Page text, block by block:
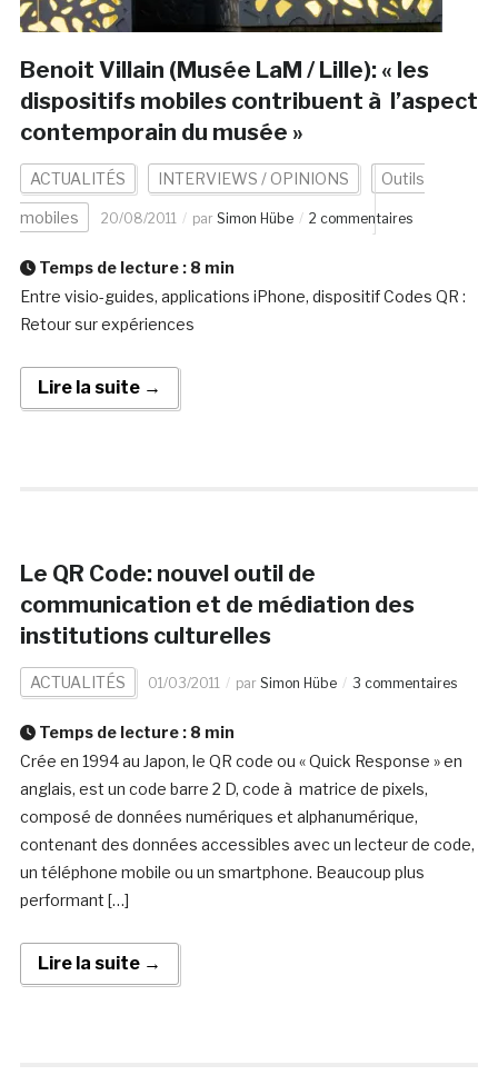
Benoit Villain (Musée LaM / Lille): « les
dispositifs mobiles contribuent à l’aspect
contemporain du musée »
ACTUALITÉS INTERVIEWS / OPINIONS Outils
mobiles 20/08/2011 par Simon Hübe 2 commentaires
Temps de lecture : 8 min
Entre visio-guides, applications iPhone, dispositif Codes QR :
Retour sur expériences
Lire la suite →
Le QR Code: nouvel outil de
communication et de médiation des
institutions culturelles
ACTUALITÉS 01/03/2011 par Simon Hübe 3 commentaires
Temps de lecture : 8 min
Crée en 1994 au Japon, le QR code ou « Quick Response » en
anglais, est un code barre 2 D, code à matrice de pixels,
composé de données numériques et alphanumérique,
contenant des données accessibles avec un lecteur de code,
un téléphone mobile ou un smartphone. Beaucoup plus
performant […]
Lire la suite →